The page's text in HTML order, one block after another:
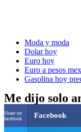
Moda y moda
Dolar hoy
Euro hoy
Euro a pesos
Gasolina hoy
Me dijo solo
Share on
facebook
Facebook